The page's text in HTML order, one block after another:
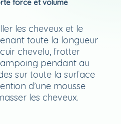
force et volume
les cheveux et le
toute la longueur
chevelu, frotter
pendant au
sur toute la surface
d’une mousse
les cheveux.